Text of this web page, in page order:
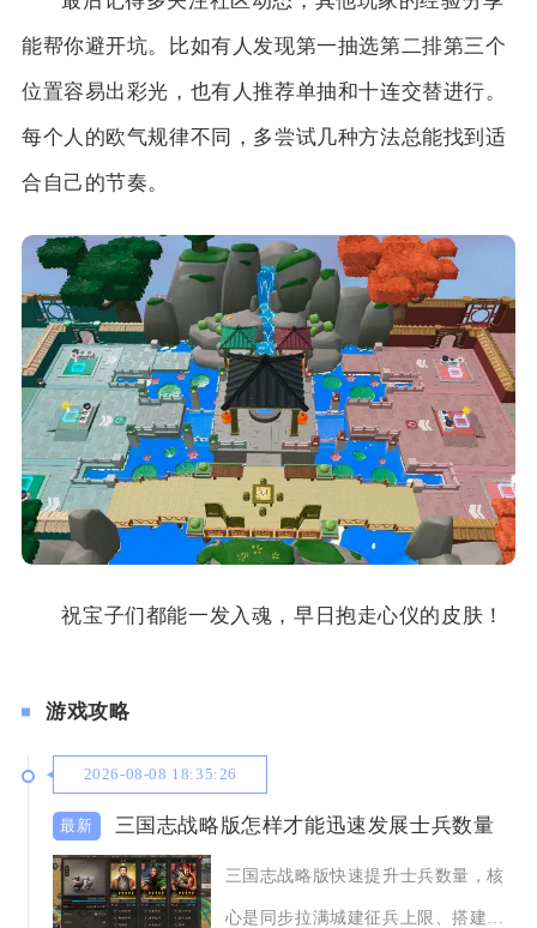
能帮你避开坑。比如有人发现第一抽选第二排第三个
位置容易出彩光，也有人推荐单抽和十连交替进行。
每个人的欧气规律不同，多尝试几种方法总能找到适
合自己的节奏。
祝宝子们都能一发入魂，早日抱走心仪的皮肤！
游戏攻略
2026-08-08 18:35:26
三国志战略版怎样才能迅速发展士兵数量
三国志战略版快速提升士兵数量，核
心是同步拉满城建征兵上限、搭建多